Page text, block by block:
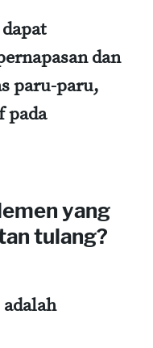
dan
paru-paru,
pada
yang
tulang?